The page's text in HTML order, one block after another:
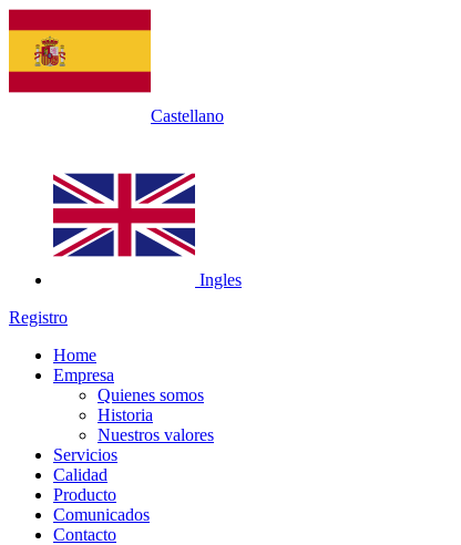
Castellano
Ingles
Registro
Home
Empresa
Quienes somos
Historia
Nuestros valores
Servicios
Calidad
Producto
Comunicados
Contacto